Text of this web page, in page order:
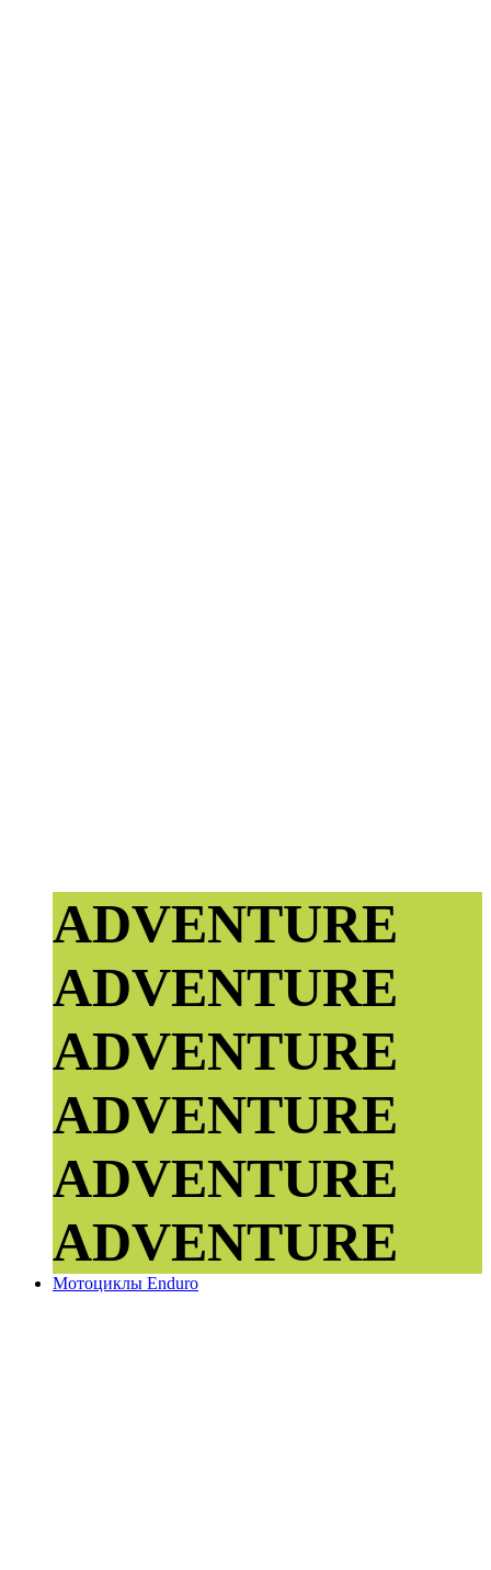
ADVENTURE
ADVENTURE
ADVENTURE
ADVENTURE
ADVENTURE
ADVENTURE
Мотоциклы Enduro